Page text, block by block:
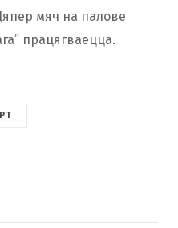
мяч на палове
працягваецца.